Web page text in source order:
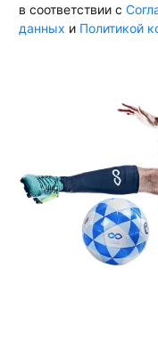
в соответствии с
данных и Политикой